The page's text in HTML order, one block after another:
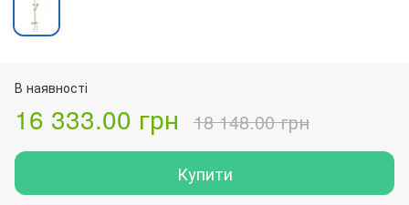
В наявності
16 333.00 грн 18 148.00 грн
Купити